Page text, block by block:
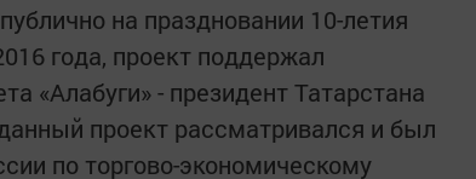
на праздновании 10-летия
года, проект поддержал
«Алабуги» - президент Татарстана
проект рассматривался и был
по торгово-экономическому